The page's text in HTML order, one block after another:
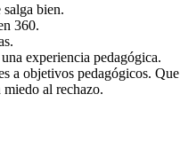
bien.
360.
experiencia pedagógica.
a objetivos pedagógicos.
al rechazo.